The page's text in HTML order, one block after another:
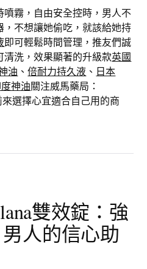
噴霧，自由安全控時，男人不
不想讓她偷吃，就該給她持
即可輕鬆時間管理，推友們誠
洗，效果顯著的升級款英國
油 、倍耐力持久液 、 日本
神油關注威馬藥局：
來選擇心宜適合自己用的商
雙效錠：強
人的信心助